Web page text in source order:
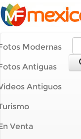
Modernas
Antiguas
Antiguos
Venta